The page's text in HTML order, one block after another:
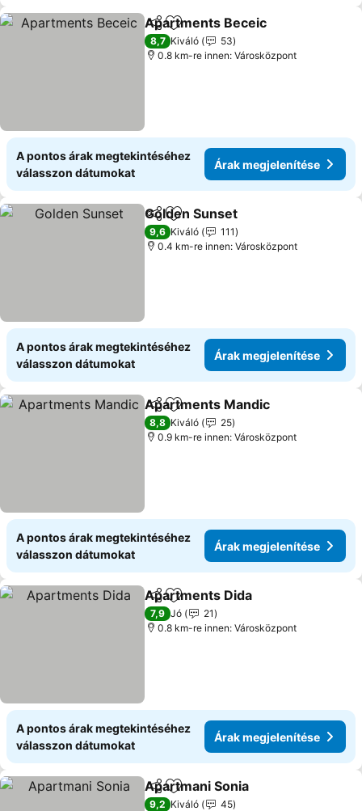
Megosztás
Hozzáadás a kedvencekhez
Apartments Beceic
8,7 Kiváló
53
0.8 km-re innen: Városközpont
A pontos árak megtekintéséhez
válasszon dátumokat
Árak megjelenítése
Megosztás
Hozzáadás a kedvencekhez
Golden Sunset
9,6 Kiváló
111
0.4 km-re innen: Városközpont
A pontos árak megtekintéséhez
válasszon dátumokat
Árak megjelenítése
Megosztás
Hozzáadás a kedvencekhez
Apartments Mandic
8,8 Kiváló
25
0.9 km-re innen: Városközpont
A pontos árak megtekintéséhez
válasszon dátumokat
Árak megjelenítése
Megosztás
Hozzáadás a kedvencekhez
Apartments Dida
7,9 Jó
21
0.8 km-re innen: Városközpont
A pontos árak megtekintéséhez
válasszon dátumokat
Árak megjelenítése
Megosztás
Hozzáadás a kedvencekhez
Apartmani Sonia
9,2 Kiváló
45